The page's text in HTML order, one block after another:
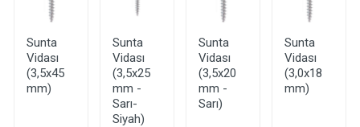
Sunta
Vidası
(3,5x45
mm)
Sunta
Vidası
(3,5x25
mm -
Sarı-
Siyah)
Sunta
Vidası
(3,5x20
mm -
Sarı)
Sunta
Vidası
(3,0x18
mm)